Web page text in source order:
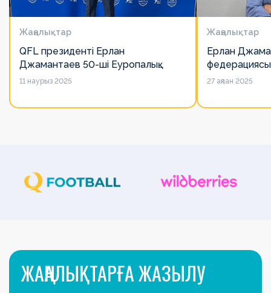
Жаңалықтар
QFL президенті Ерлан
Джамантаев 50-ші Еуропалық
лигалар Бас ассамблеясына
11 наурыз 2025
Жаңалықтар
Ерлан
есімін
27 ақпан 2025
ЖАҢАЛЫҚТАРҒА ЖАЗЫЛУ